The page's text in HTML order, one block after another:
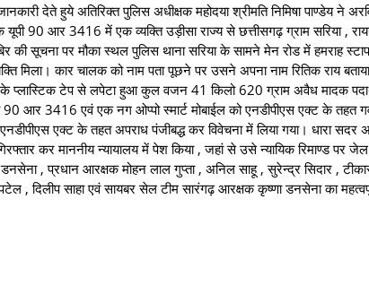
पुलिस अधीक्षक महोदया श्रीमति निमिषा पाण्डेय ने अरविन्द
90 आर 3416 में एक व्यक्ति उड़ीसा राज्य से छत्तीसगढ़ ग्राम सरिया ,
सूचना पर मौका स्थल पुलिस थाना सरिया के सामने मेन रोड में हमराह
मिला। कार चालक को नाम पता पूछने पर उसने अपना नाम रितिक राय
प्लास्टिक टेप से लपेटा हुआ कुल वजन 41 किलो 620 ग्राम अवैध मादक
आर 3416 एवं एक नग ओप्पो स्मार्ट मोबाईल को एनडीपीएस एक्ट के तहत
एक्ट के तहत अपराध पंजीबद्ध कर विवेचना में लिया गया। धारा सदर
कर माननीय न्यायालय में पेश किया , जहां से उसे न्यायिक रिमाण्ड पर जेल
डनसेना , प्रधान आरक्षक मोहन लाल गुप्ता , अनिल साहू , सुरेन्द्र सिदार ,
, दिलीप साहा एवं सायबर सेल टीम सारंगढ़ आरक्षक कृष्णा डनसेना का